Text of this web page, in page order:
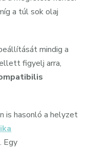
a túl sok olaj
mindig a
figyelj arra,
is hasonló a helyzet
Egy